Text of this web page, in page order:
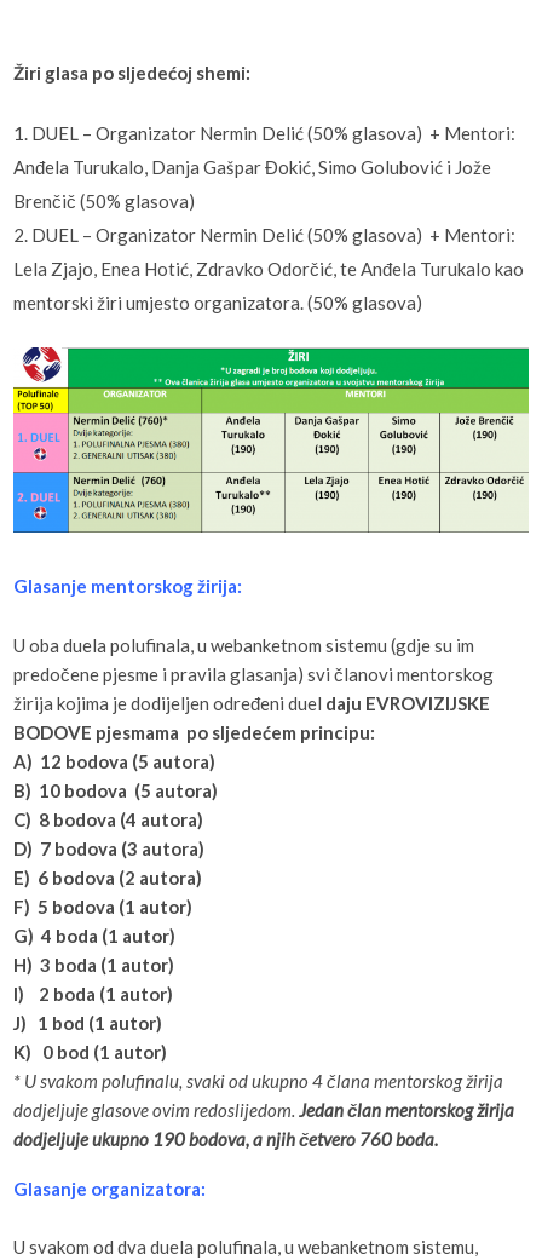
Žiri glasa po sljedećoj shemi:
1. DUEL – Organizator Nermin Delić (50% glasova) + Mentori:
Anđela Turukalo, Danja Gašpar Đokić, Simo Golubović i Jože
Brenčič (50% glasova)
2. DUEL – Organizator Nermin Delić (50% glasova) + Mentori:
Lela Zjajo, Enea Hotić, Zdravko Odorčić, te Anđela Turukalo kao
mentorski žiri umjesto organizatora. (50% glasova)
Glasanje mentorskog žirija:
U oba duela polufinala, u webanketnom sistemu (gdje su im
predočene pjesme i pravila glasanja) svi članovi mentorskog
žirija kojima je dodijeljen određeni duel daju EVROVIZIJSKE
BODOVE pjesmama po sljedećem principu:
A) 12 bodova (5 autora)
B) 10 bodova (5 autora)
C) 8 bodova (4 autora)
D) 7 bodova (3 autora)
E) 6 bodova (2 autora)
F) 5 bodova (1 autor)
G) 4 boda (1 autor)
H) 3 boda (1 autor)
I) 2 boda (1 autor)
J) 1 bod (1 autor)
K) 0 bod (1 autor)
* U svakom polufinalu, svaki od ukupno 4 člana mentorskog žirija
dodjeljuje glasove ovim redoslijedom.Jedan član mentorskog žirija
dodjeljuje ukupno 190 bodova, a njih četvero 760 boda.
Glasanje organizatora:
U svakom od dva duela polufinala, u webanketnom sistemu,